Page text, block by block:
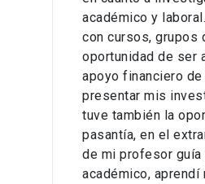
académico y
con cursos, grupos
oportunidad de ser
apoyo financiero
presentar mis
tuve también la
pasantía, en el
de mi profesor
académico, aprendí